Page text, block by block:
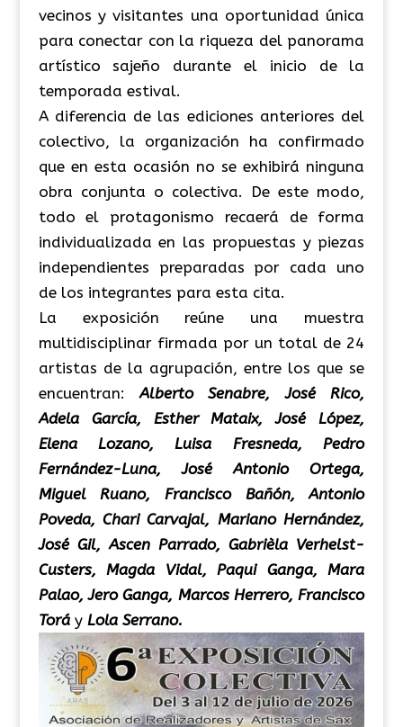
vecinos y visitantes una oportunidad única
para conectar con la riqueza del panorama
artístico sajeño durante el inicio de la
temporada estival.
A diferencia de las ediciones anteriores del
colectivo, la organización ha confirmado
que en esta ocasión no se exhibirá ninguna
obra conjunta o colectiva. De este modo,
todo el protagonismo recaerá de forma
individualizada en las propuestas y piezas
independientes preparadas por cada uno
de los integrantes para esta cita.
La exposición reúne una muestra
multidisciplinar firmada por un total de 24
artistas de la agrupación, entre los que se
encuentran:Alberto Senabre, José Rico,
Adela García, Esther Mataix, José López,
Elena Lozano, Luisa Fresneda, Pedro
Fernández-Luna, José Antonio Ortega,
Miguel Ruano, Francisco Bañón, Antonio
Poveda, Chari Carvajal, Mariano Hernández,
José Gil, Ascen Parrado, Gabrièla Verhelst-
Custers, Magda Vidal, Paqui Ganga, Mara
Palao, Jero Ganga, Marcos Herrero, Francisco
ToráyLola Serrano.